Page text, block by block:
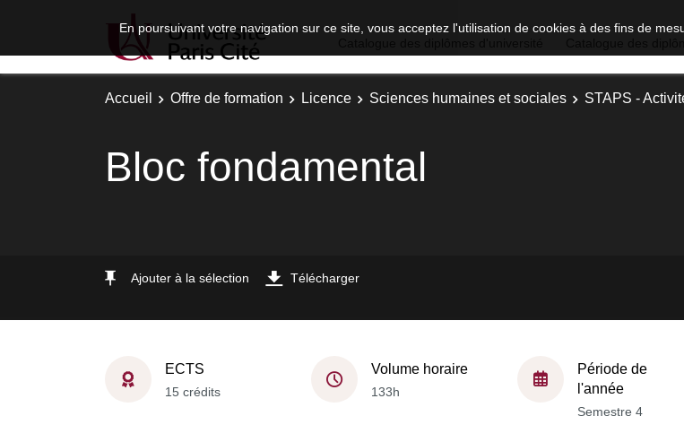
En poursuivant votre navigation sur ce site, vous acceptez l'utilisation de cookies à des fins de
Accueil Offre de formation Licence Sciences humaines et sociales STAPS -
Bloc fondamental
Ajouter à la sélection Télécharger
ECTS
15 crédits
Volume horaire
133h
Période de
l'année
Semestre 4